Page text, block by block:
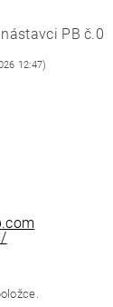
PB č.0
12:47)